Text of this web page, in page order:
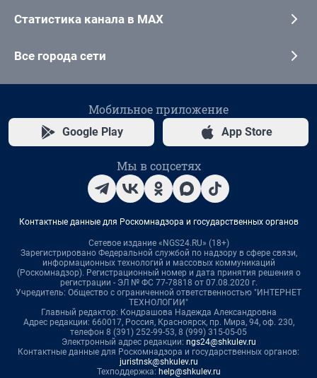
Статистика канала в MAX
Все города сети
Мобильное приложение
Google Play App Store
Мы в соцсетях
Контактные данные для Роскомнадзора и государственных органов
Сетевое издание «NGS24.RU» (18+)
Зарегистрировано Федеральной службой по надзору в сфере связи,
информационных технологий и массовых коммуникаций
(Роскомнадзор). Регистрационный номер и дата принятия решения о
регистрации - ЭЛ № ФС 77-78818 от 07.08.2020 г.
Учредитель: Общество с ограниченной ответственностью "ИНТЕРНЕТ
ТЕХНОЛОГИИ"
Главный редактор: Кондрашова Надежда Александровна
Адрес редакции: 660017, Россия, Красноярск, пр. Мира, 94, оф. 230,
телефон 8 (391) 252-99-53, 8 (999) 315-05-05
Электронный адрес редакции: ngs24@shkulev.ru
Контактные данные для Роскомнадзора и государственных органов:
juristnsk@shkulev.ru
Техподдержка: help@shkulev.ru